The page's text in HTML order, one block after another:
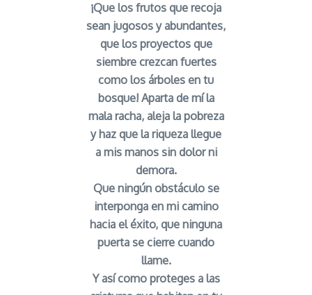
¡Que los frutos que recoja
sean jugosos y abundantes,
que los proyectos que
siembre crezcan fuertes
como los árboles en tu
bosque! Aparta de mí la
mala racha, aleja la pobreza
y haz que la riqueza llegue
a mis manos sin dolor ni
demora.
Que ningún obstáculo se
interponga en mi camino
hacia el éxito, que ninguna
puerta se cierre cuando
llame.
Y así como proteges a las